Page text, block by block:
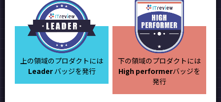
上の領域のプロダクトには
Leaderバッジを発行
下の領域のプロダクトには
High performerバッジを
発行